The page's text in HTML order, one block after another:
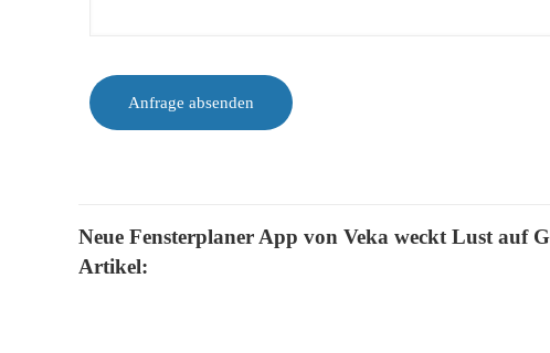
Neue Fensterplaner App von Veka weckt Lust auf
Artikel: